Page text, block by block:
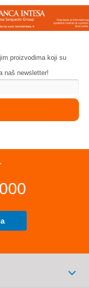
proizvodima koji su
naš newsletter!